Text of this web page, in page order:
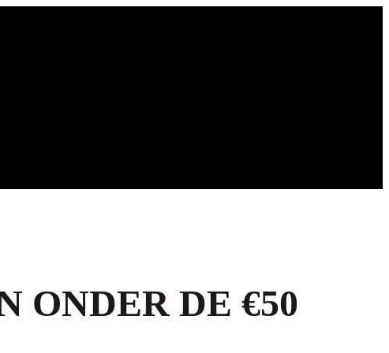
ONDER DE €50